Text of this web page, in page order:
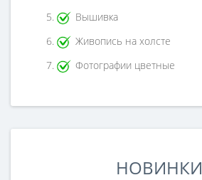
Вышивка
Живопись на холсте
Фотографии цветные
НОВИНКИ